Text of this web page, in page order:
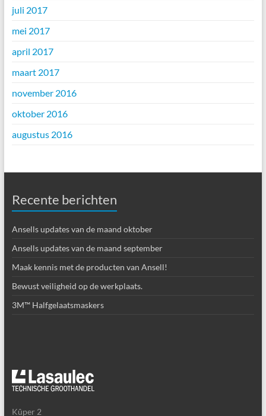
juli 2017
mei 2017
april 2017
maart 2017
november 2016
oktober 2016
augustus 2016
Recente berichten
Ansells updates van de maand oktober
Ansells updates van de maand september
Maak kennis met de producten van Ansell!
Bewust veiligheid op de werkplaats.
3M™ Halfgelaatsmaskers
Kûper 2